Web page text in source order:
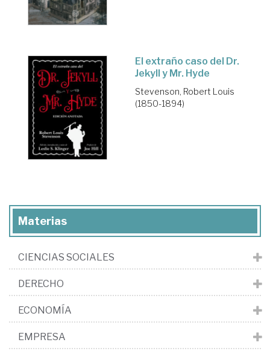
El extraño caso del Dr.
Jekyll y Mr. Hyde
Stevenson, Robert Louis
(1850-1894)
Materias
CIENCIAS SOCIALES
DERECHO
ECONOMÍA
EMPRESA